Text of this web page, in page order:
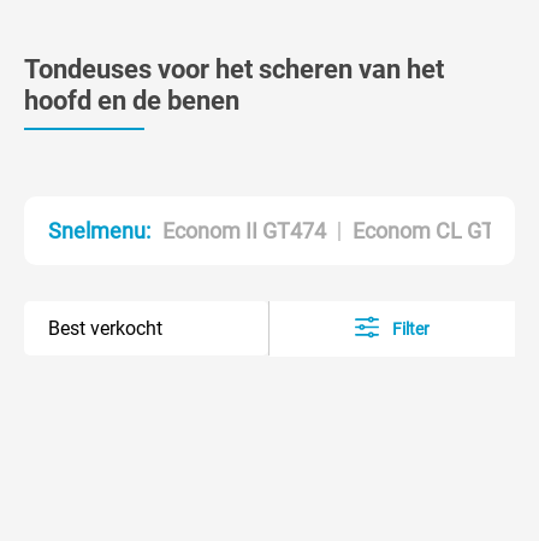
Tondeuses voor het scheren van het
hoofd en de benen
Snelmenu: Econom II GT474 Econom CL
Filter